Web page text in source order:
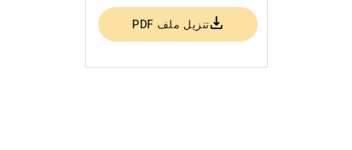
تنزيل ملف PDF